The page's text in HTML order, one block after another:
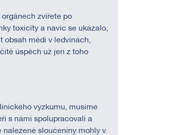
zvířete po
toxicity a navíc se ukázalo,
obsah mědi v ledvinách,
úspěch už jen z toho
výzkumu, musíme
s námi spolupracovali a
nalezené sloučeniny mohly v